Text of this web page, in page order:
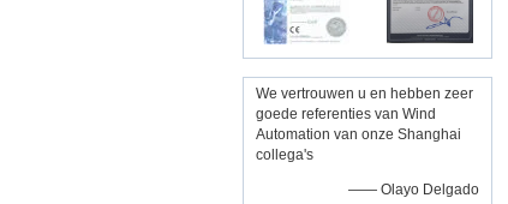
We vertrouwen u en hebben zeer
goede referenties van Wind
Automation van onze Shanghai
collega's
—— Olayo Delgado